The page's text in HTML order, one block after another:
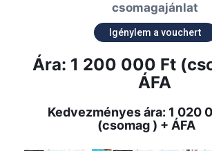
csomagajánlat
Igénylem a vouchert
Ára: 1 200 000 Ft
ÁFA
Kedvezményes ára: 1 020
(csomag ) + ÁFA